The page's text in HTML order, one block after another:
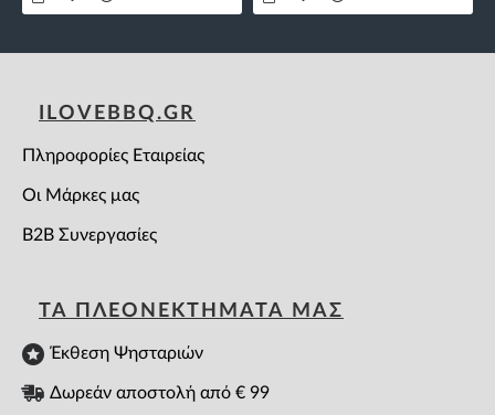
ILOVEBBQ.GR
Πληροφορίες Εταιρείας
Οι Μάρκες μας
B2B Συνεργασίες
ΤΑ ΠΛΕΟΝΕΚΤΗΜΑΤΑ ΜΑΣ
Έκθεση Ψησταριών
Δωρεάν αποστολή από € 99